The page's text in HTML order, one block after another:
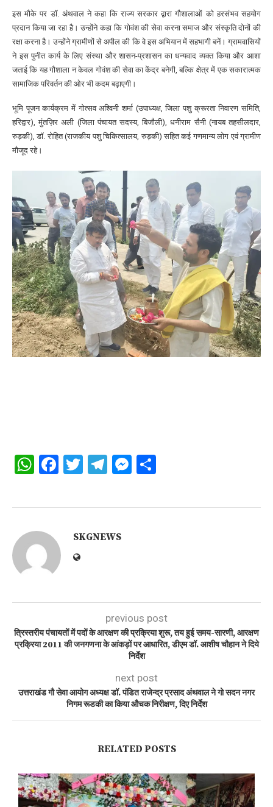
इस मौके पर डॉ. अंथवाल ने कहा कि राज्य सरकार द्वारा गौशालाओं को हरसंभव सहयोग
प्रदान किया जा रहा है। उन्होंने कहा कि गोवंश की सेवा करना समाज और संस्कृति दोनों की
रक्षा करना है। उन्होंने ग्रामीणों से अपील की कि वे इस अभियान में सहभागी बनें। ग्रामवासियों
ने इस पुनीत कार्य के लिए संस्था और शासन-प्रशासन का धन्यवाद व्यक्त किया और आशा
जताई कि यह गौशाला न केवल गोवंश की सेवा का केंद्र बनेगी, बल्कि क्षेत्र में एक सकारात्मक
सामाजिक परिवर्तन की ओर भी कदम बढ़ाएगी।
भूमि पूजन कार्यक्रम में गोत्सव अश्विनी शर्मा (उपाध्यक्ष, जिला पशु क्रूरता निवारण समिति,
हरिद्वार), मुंतज़िर अली (जिला पंचायत सदस्य, बिजौली), धनीराम सैनी (नायब तहसीलदार,
रुड़की), डॉ. रोहित (राजकीय पशु चिकित्सालय, रुड़की) सहित कई गणमान्य लोग एवं ग्रामीण
मौजूद रहे।
WhatsApp
Facebook
Twitter
Telegram
Messenger
SKGNEWS
previous post
त्रिस्तरीय पंचायतों में पदों के आरक्षण की प्रक्रिया शुरू, तय हुई समय-सारणी, आरक्षण
प्रक्रिया 2011 की जनगणना के आंकड़ों पर आधारित, डीएम डॉ. आशीष चौहान ने दिये
निर्देश
next post
उत्तराखंड गौ सेवा आयोग अध्यक्ष डॉ. पंडित राजेन्द्र प्रसाद अंथवाल ने गो सदन नगर
निगम रूडकी का किया औचक निरीक्षण, दिए निर्देश
RELATED POSTS